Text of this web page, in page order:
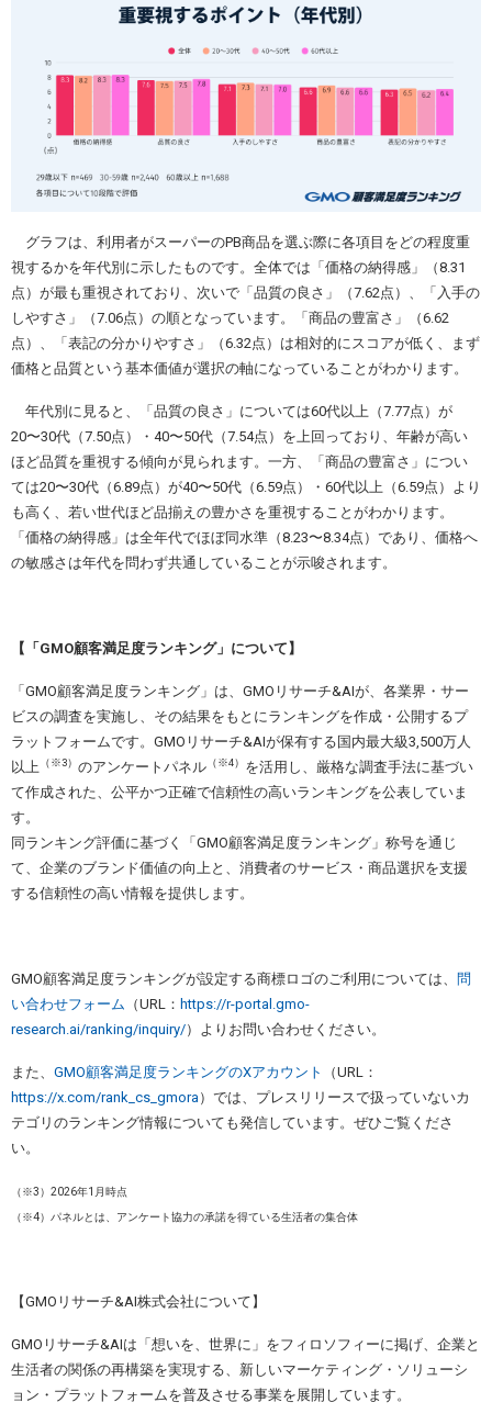
グラフは、利用者がスーパーのPB商品を選ぶ際に各項目をどの程度重
視するかを年代別に示したものです。全体では「価格の納得感」（8.31
点）が最も重視されており、次いで「品質の良さ」（7.62点）、「入手の
しやすさ」（7.06点）の順となっています。「商品の豊富さ」（6.62
点）、「表記の分かりやすさ」（6.32点）は相対的にスコアが低く、まず
価格と品質という基本価値が選択の軸になっていることがわかります。
年代別に見ると、「品質の良さ」については60代以上（7.77点）が
20〜30代（7.50点）・40〜50代（7.54点）を上回っており、年齢が高い
ほど品質を重視する傾向が見られます。一方、「商品の豊富さ」につい
ては20〜30代（6.89点）が40〜50代（6.59点）・60代以上（6.59点）より
も高く、若い世代ほど品揃えの豊かさを重視することがわかります。
「価格の納得感」は全年代でほぼ同水準（8.23〜8.34点）であり、価格へ
の敏感さは年代を問わず共通していることが示唆されます。
【「GMO顧客満足度ランキング」について】
「GMO顧客満足度ランキング」は、GMOリサーチ&AIが、各業界・サー
ビスの調査を実施し、その結果をもとにランキングを作成・公開するプ
ラットフォームです。GMOリサーチ&AIが保有する国内最大級3,500万人
以上 （※3） のアンケートパネル （※4） を活用し、厳格な調査手法に基づい
て作成された、公平かつ正確で信頼性の高いランキングを公表していま
す。
同ランキング評価に基づく「GMO顧客満足度ランキング」称号を通じ
て、企業のブランド価値の向上と、消費者のサービス・商品選択を支援
する信頼性の高い情報を提供します。
GMO顧客満足度ランキングが設定する商標ロゴのご利用については、 問
い合わせフォーム （URL： https://r-portal.gmo-
research.ai/ranking/inquiry/）よりお問い合わせください。
また、 GMO顧客満足度ランキングのXアカウント
（URL：
https://x.com/rank_cs_gmora ）では、プレスリリースで扱っていないカ
テゴリのランキング情報についても発信しています。ぜひご覧くださ
い。
（※3）2026年1月時点
（※4）パネルとは、アンケート協力の承諾を得ている生活者の集合体
【GMOリサーチ&AI株式会社について】
GMOリサーチ&AIは「想いを、世界に」をフィロソフィーに掲げ、企業と
生活者の関係の再構築を実現する、新しいマーケティング・ソリューシ
ョン・プラットフォームを普及させる事業を展開しています。